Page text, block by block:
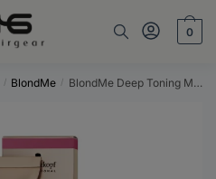
0
/ BlondMe / BlondMe Deep Toning MILK CHOC 60 ml